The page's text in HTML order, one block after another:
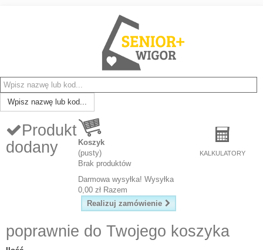
Wpisz nazwę lub kod...
KALKULATORY
Koszyk
(pusty)
Brak produktów
Darmowa wysyłka! Wysyłka
0,00 zł Razem
Realizuj zamówienie
Produkt
dodany
poprawnie do Twojego koszyka